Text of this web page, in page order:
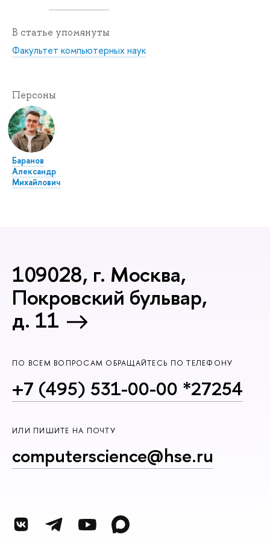
В статье упомянуты
Факультет компьютерных наук
Персоны
Баранов
Александр
Михайлович
109028, г. Москва,
Покровский бульвар,
д. 11
ПО ВСЕМ ВОПРОСАМ ОБРАЩАЙТЕСЬ ПО ТЕЛЕФОНУ
+7 (495) 531-00-00 *27254
ИЛИ ПИШИТЕ НА ПОЧТУ
computerscience@hse.ru